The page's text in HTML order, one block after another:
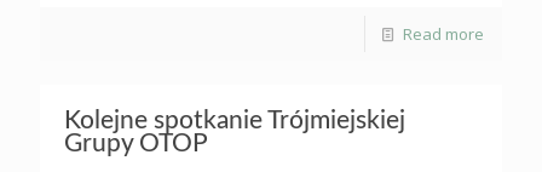
Read more
Kolejne spotkanie Trójmiejskiej
Grupy OTOP